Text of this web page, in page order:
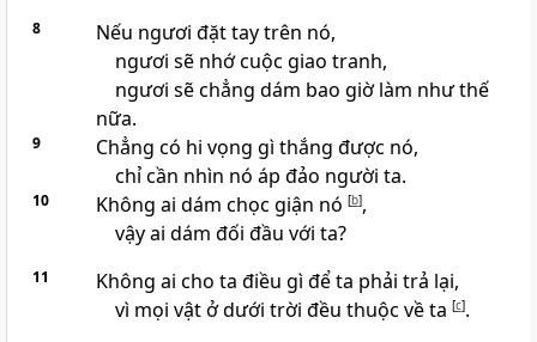
8
Nếu ngươi đặt tay trên nó,
ngươi sẽ nhớ cuộc giao tranh,
ngươi sẽ chẳng dám bao giờ làm như thế
nữa.
9
Chẳng có hi vọng gì thắng được nó,
chỉ cần nhìn nó áp đảo người ta.
10 Không ai dám chọc giận nó [b],
vậy ai dám đối đầu với ta?
11
Không ai cho ta điều gì để ta phải trả lại,
vì mọi vật ở dưới trời đều thuộc về ta [c].